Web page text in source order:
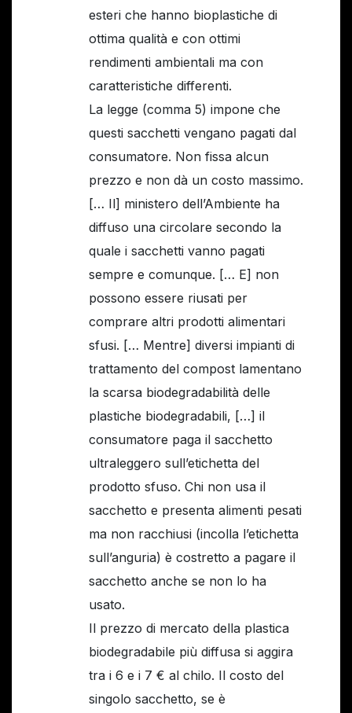
esteri che hanno bioplastiche di
ottima qualità e con ottimi
rendimenti ambientali ma con
caratteristiche differenti.
La legge (comma 5) impone che
questi sacchetti vengano pagati dal
consumatore. Non fissa alcun
prezzo e non dà un costo massimo.
[… Il] ministero dell’Ambiente ha
diffuso una circolare secondo la
quale i sacchetti vanno pagati
sempre e comunque. [… E] non
possono essere riusati per
comprare altri prodotti alimentari
sfusi. [… Mentre] diversi impianti di
trattamento del compost lamentano
la scarsa biodegradabilità delle
plastiche biodegradabili, […] il
consumatore paga il sacchetto
ultraleggero sull’etichetta del
prodotto sfuso. Chi non usa il
sacchetto e presenta alimenti pesati
ma non racchiusi (incolla l’etichetta
sull’anguria) è costretto a pagare il
sacchetto anche se non lo ha
usato.
Il prezzo di mercato della plastica
biodegradabile più diffusa si aggira
tra i 6 e i 7 € al chilo. Il costo del
singolo sacchetto, se è